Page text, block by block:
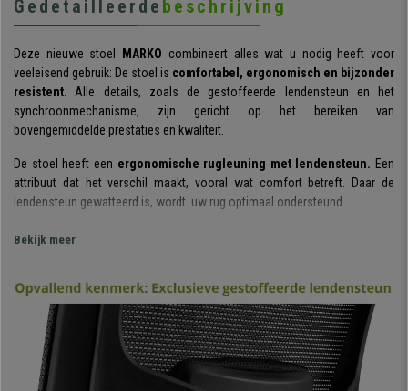
Gedetailleerde beschrijving
Deze nieuwe stoel MARKO combineert alles wat u nodig heeft voor
veeleisend gebruik: De stoel is comfortabel, ergonomisch en bijzonder
resistent. Alle details, zoals de gestoffeerde lendensteun en het
synchroonmechanisme, zijn gericht op het bereiken van
bovengemiddelde prestaties en kwaliteit.
De stoel heeft een ergonomische rugleuning met lendensteun. Een
attribuut dat het verschil maakt, vooral wat comfort betreft. Daar de
lendensteun gewatteerd is, wordt uw rug optimaal ondersteund.
De MARKO
hardheid of weerstand waarmee het systeem werkt, regelen.
bediening is eenvoudig en intuïtiefen zorgt voor een optimaal
gebruik van deze functie die extra comfort biedt.
De zitting is bekleed met ademende stof. De bekleding heeft een
vulling met een hoge dichtheid
, eigenschappen die niet mogen
Bekijk meer